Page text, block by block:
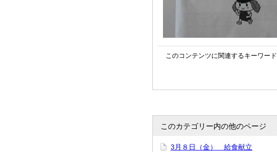
このコンテンツに関連するキーワード
このカテゴリー内の他のページ
3月８日（金） 給食献立